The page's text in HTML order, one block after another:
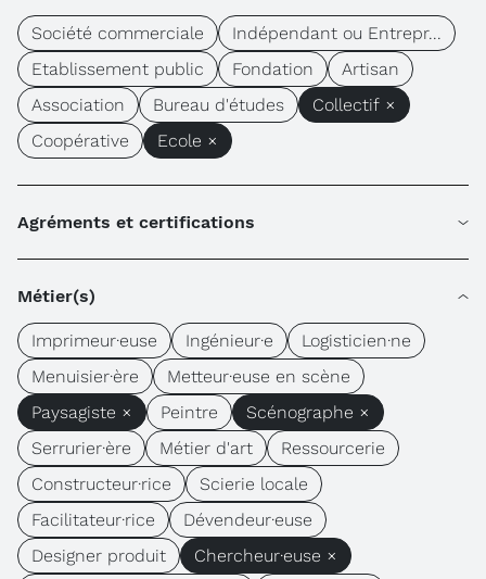
Société commerciale
Indépendant ou Entrepr...
Etablissement public
Fondation
Artisan
Association
Bureau d'études
Collectif ×
Coopérative
Ecole ×
Agréments et certifications
Métier(s)
Imprimeur·euse Ingénieur·e
Logisticien·ne
Menuisier·ère
Metteur·euse en scène
Paysagiste ×
Peintre
Scénographe ×
Serrurier·ère
Métier d'art
Ressourcerie
Constructeur·rice
Scierie locale
Facilitateur·rice
Dévendeur·euse
Designer produit
Chercheur·euse ×